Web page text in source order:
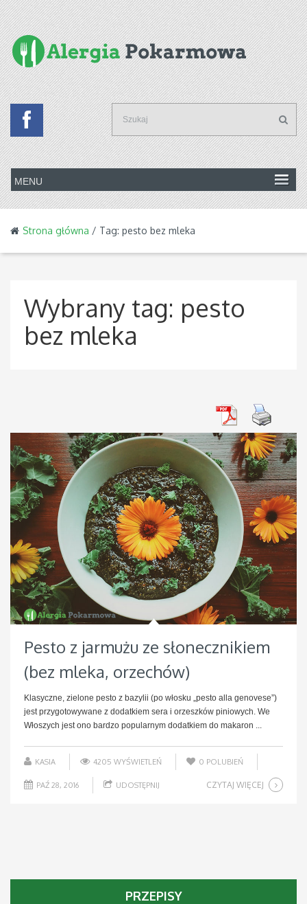
Strona główna / Tag: pesto bez mleka
Wybrany tag: pesto
bez mleka
Pesto z jarmużu ze słonecznikiem
(bez mleka, orzechów)
Klasyczne, zielone pesto z bazylii (po włosku „pesto alla genovese”)
jest przygotowywane z dodatkiem sera i orzeszków piniowych. We
Włoszych jest ono bardzo popularnym dodatkiem do makaron ...
KASIA 4205 WYŚWIETLEŃ 0 POLUBIEŃ
PAŹ 28, 2016 UDOSTĘPNIJ CZYTAJ WIĘCEJ
PRZEPISY